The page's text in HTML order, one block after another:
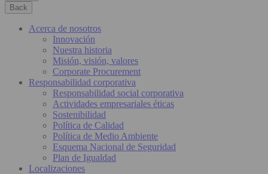
Back
Acerca de nosotros
Innovación
Nuestra historia
Misión, visión, valores
Corporate Procurement
Responsabilidad corporativa
Responsabilidad social corporativa
Actividades empresariales éticas
Sostenibilidad
Política de Calidad
Política de Medio Ambiente
Esquema Nacional de Seguridad
Plan de Igualdad
Localizaciones